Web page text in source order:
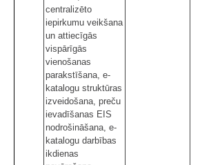
centralizēto
iepirkumu veikšana
un attiecīgās
vispārīgās
vienošanas
parakstīšana, e-
katalogu struktūras
izveidošana, preču
ievadīšanas EIS
nodrošināšana, e-
katalogu darbības
ikdienas